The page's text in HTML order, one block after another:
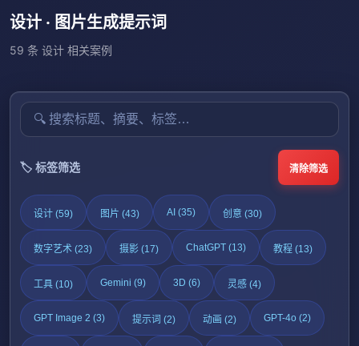
设计 · 图片生成提示词
59 条 设计 相关案例
🏷️ 标签筛选 清除筛选
设计 (59) 图片 (43) AI (35) 创意 (30)
数字艺术 (23) 摄影 (17) ChatGPT (13) 教程 (13)
工具 (10) Gemini (9) 3D (6) 灵感 (4)
GPT Image 2 (3) 提示词 (2) 动画 (2) GPT-4o (2)